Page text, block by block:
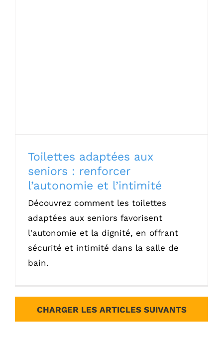
Toilettes adaptées aux
seniors : renforcer
l’autonomie et l’intimité
Découvrez comment les toilettes
adaptées aux seniors favorisent
l'autonomie et la dignité, en offrant
sécurité et intimité dans la salle de
bain.
CHARGER LES ARTICLES SUIVANTS